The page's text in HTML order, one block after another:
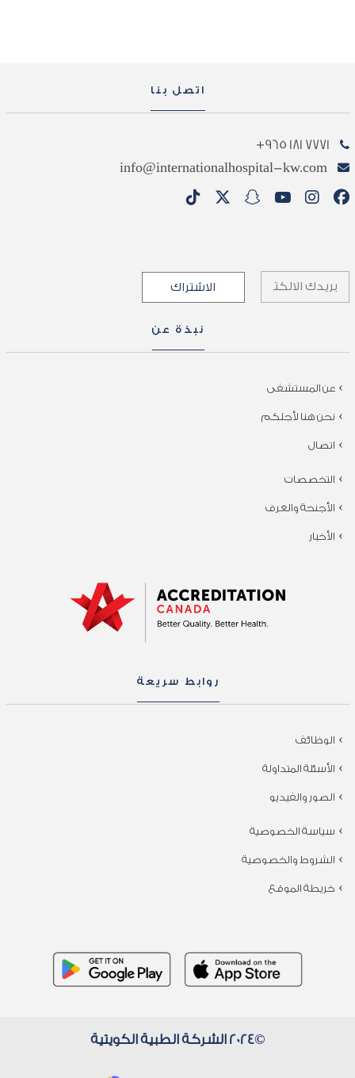
اتصل بنا
7771 181 965+
info@internationalhospital-kw.com
نبذة عن
عن المستشفى
نحن هنا لأجلكم
اتصال
التخصصات
الأجنحة والغرف
الأخبار
روابط سريعة
الوظائف
الأسئلة المتداولة
الصور والفيديو
سياسة الخصوصية
الشروط والخصوصية
خريطة الموقع
©2024 الشركة الطبية الكويتية